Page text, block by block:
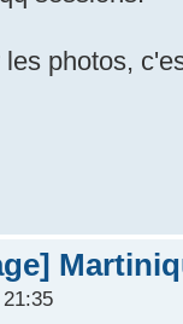
photos,